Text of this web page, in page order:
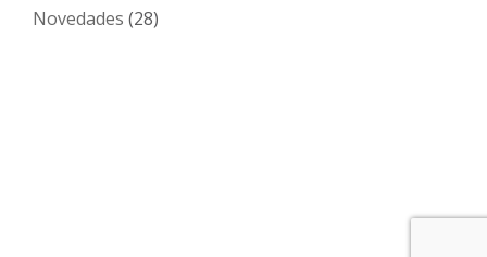
Novedades (28)